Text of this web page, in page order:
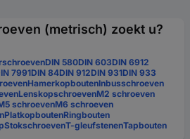
(metrisch) zoekt u?
DIN 580DIN 603DIN 6912
7991DIN 84DIN 912DIN 931DIN 933
HamerkopboutenInbusschroeven
LenskopschroevenM2 schroeven
schroevenM6 schroeven
PlatkopboutenRingbouten
StokschroevenT-gleufstenenTapbouten